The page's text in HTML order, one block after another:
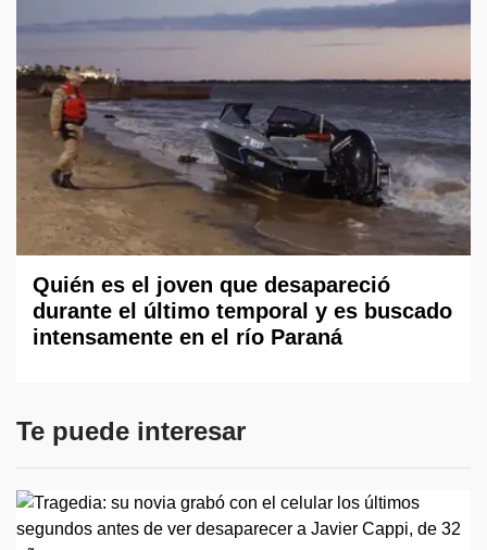
Quién es el joven que desapareció
durante el último temporal y es buscado
intensamente en el río Paraná
Te puede interesar